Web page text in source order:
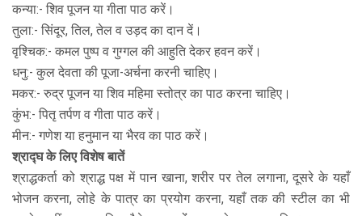
कन्या:- शिव पूजन या गीता पाठ करें।
तुला:- सिंदूर, तिल, तेल व उड़द का दान दें।
वृश्चिक:- कमल पुष्प व गुग्गल की आहुति देकर हवन करें।
धनु:- कुल देवता की पूजा-अर्चना करनी चाहिए।
मकर:- रुद्र पूजन या शिव महिमा स्तोत्र का पाठ करना चाहिए।
कुंभ:- पितृ तर्पण व गीता पाठ करें।
मीन:- गणेश या हनुमान या भैरव का पाठ करें।
श्राद्घ के लिए विशेष बातें
श्राद्धकर्ता को श्राद्ध पक्ष में पान खाना, शरीर पर तेल लगाना, दूसरे के यहाँ
भोजन करना, लोहे के पात्र का प्रयोग करना, यहाँ तक की स्टील का भी